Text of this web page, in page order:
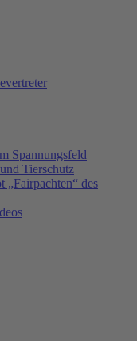
Spannungsfeld
Tierschutz
„Fairpachten“ des